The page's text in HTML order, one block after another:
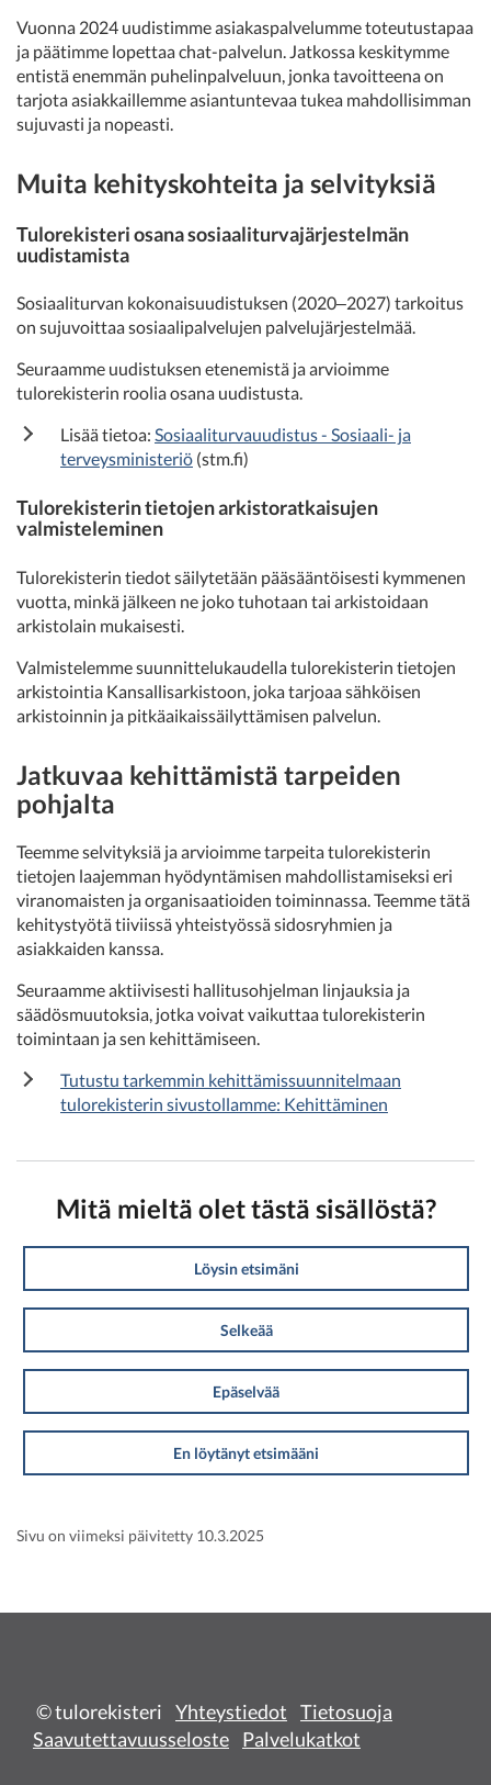
Vuonna 2024 uudistimme asiakaspalvelumme toteutustapaa
ja päätimme lopettaa chat-palvelun. Jatkossa keskitymme
entistä enemmän puhelinpalveluun, jonka tavoitteena on
tarjota asiakkaillemme asiantuntevaa tukea mahdollisimman
sujuvasti ja nopeasti.
Muita kehityskohteita ja selvityksiä
Tulorekisteri osana sosiaaliturvajärjestelmän
uudistamista
Sosiaaliturvan kokonaisuudistuksen (2020‒2027) tarkoitus
on sujuvoittaa sosiaalipalvelujen palvelujärjestelmää.
Seuraamme uudistuksen etenemistä ja arvioimme
tulorekisterin roolia osana uudistusta.
Lisää tietoa: Sosiaaliturvauudistus - Sosiaali- ja
terveysministeriö (stm.fi)
Tulorekisterin tietojen arkistoratkaisujen
valmisteleminen
Tulorekisterin tiedot säilytetään pääsääntöisesti kymmenen
vuotta, minkä jälkeen ne joko tuhotaan tai arkistoidaan
arkistolain mukaisesti.
Valmistelemme suunnittelukaudella tulorekisterin tietojen
arkistointia Kansallisarkistoon, joka tarjoaa sähköisen
arkistoinnin ja pitkäaikaissäilyttämisen palvelun.
Jatkuvaa kehittämistä tarpeiden
pohjalta
Teemme selvityksiä ja arvioimme tarpeita tulorekisterin
tietojen laajemman hyödyntämisen mahdollistamiseksi eri
viranomaisten ja organisaatioiden toiminnassa. Teemme tätä
kehitystyötä tiiviissä yhteistyössä sidosryhmien ja
asiakkaiden kanssa.
Seuraamme aktiivisesti hallitusohjelman linjauksia ja
säädösmuutoksia, jotka voivat vaikuttaa tulorekisterin
toimintaan ja sen kehittämiseen.
Tutustu tarkemmin kehittämissuunnitelmaan
tulorekisterin sivustollamme: Kehittäminen
Mitä mieltä olet tästä sisällöstä?
Löysin etsimäni
Selkeää
Epäselvää
En löytänyt etsimääni
Sivu on viimeksi päivitetty 10.3.2025
© tulorekisteri Yhteystiedot Tietosuoja
Saavutettavuusseloste Palvelukatkot